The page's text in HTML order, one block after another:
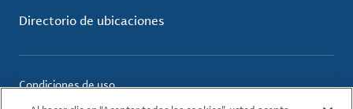
Directorio de ubicaciones
Condiciones de uso
política de privacidad